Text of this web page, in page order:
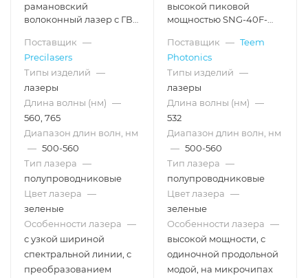
рамановский
волоконный лазер с ГВГ,
Поставщик —
Precilasers
Типы изделий —
лазеры
Длина волны (нм) —
560, 765
Диапазон длин волн, нм
— 500-560
Тип лазера —
полупроводниковые
Цвет лазера —
зеленые
Особенности лазера —
с узкой шириной
спектральной линии, с
преобразованием
высокой пиковой
мощностью SNG-40F-
Поставщик — Teem
Photonics
Типы изделий —
лазеры
Длина волны (нм) —
532
Диапазон длин волн, нм
— 500-560
Тип лазера —
полупроводниковые
Цвет лазера —
зеленые
Особенности лазера —
высокой мощности, с
одиночной продольной
модой, на микрочипах